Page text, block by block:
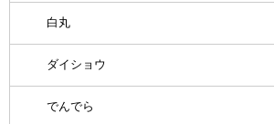
白丸
ダイショウ
でんでら